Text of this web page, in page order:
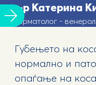
д-р Катерина
Дерматолог -
Губењето на
нормално и
опаѓање на